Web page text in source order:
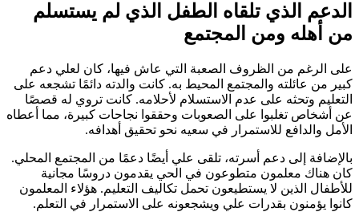
الدعم الذي تلقاه الطفل الذي لم يستسلم
من أهله ومن المجتمع
على الرغم من الظروف الصعبة التي عاش فيها، كان لعلي دعم
كبير من عائلته والمجتمع المحيط به. كانت والدته دائمًا تشجعه على
التعليم وتحثه على عدم الاستسلام لأحلامه. كانت تروي له قصصًا
عن أشخاص تغلبوا على الصعوبات وحققوا نجاحات كبيرة، مما أعطاه
الأمل والدافع للاستمرار في سعيه نحو تحقيق أهدافه.
بالإضافة إلى دعم أسرته، تلقى علي أيضًا دعمًا من المجتمع المحلي.
كان هناك معلمون متطوعون في الحي يقدمون دروسًا مجانية
للأطفال الذين لا يستطيعون تحمل تكاليف التعليم. هؤلاء المعلمون
كانوا يؤمنون بقدرات علي ويشجعونه على الاستمرار في التعلم.